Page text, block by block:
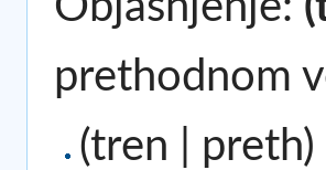
prethodnom
(tren | preth)